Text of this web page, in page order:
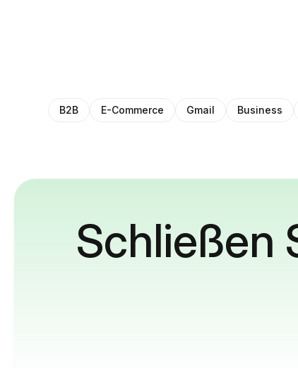
B2B E-Commerce Gmail Business
Schließen